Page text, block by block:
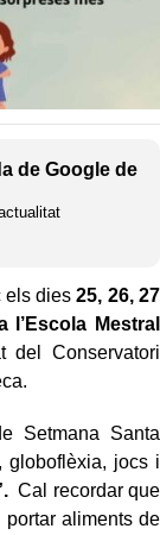
de Google de
els dies25, 26, 27
l’Escola Mestral
del Conservatori
Setmana Santa
globoflèxia, jocs i
Cal recordar que
portar aliments de